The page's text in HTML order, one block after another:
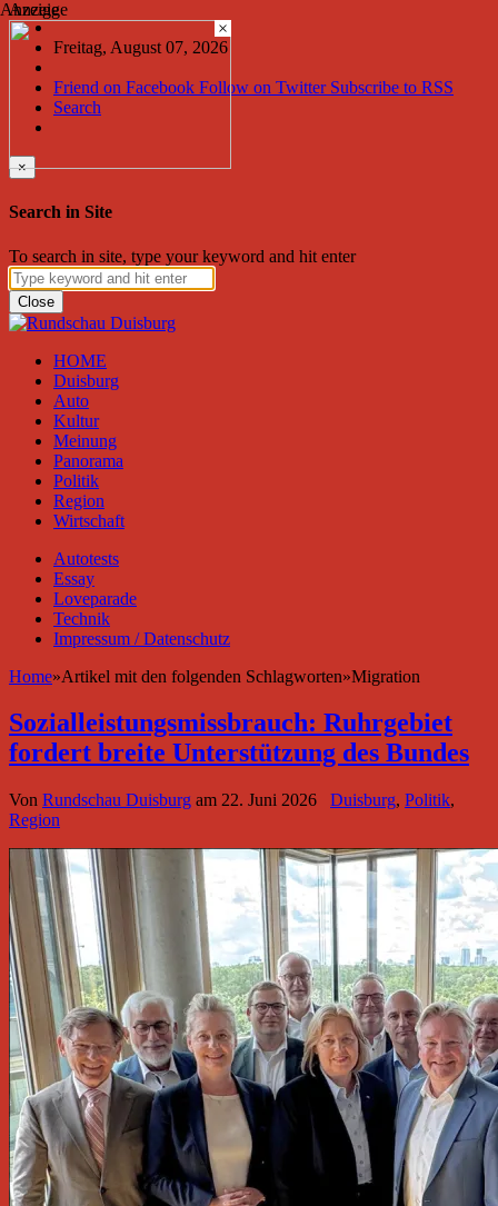
Freitag, August 07, 2026
Friend on Facebook Follow on Twitter Subscribe to RSS
Search
×
Search in Site
To search in site, type your keyword and hit enter
Close
HOME
Duisburg
Auto
Kultur
Meinung
Panorama
Politik
Region
Wirtschaft
Autotests
Essay
Loveparade
Technik
Impressum / Datenschutz
Home»Artikel mit den folgenden Schlagworten»Migration
Sozialleistungsmissbrauch: Ruhrgebiet
fordert breite Unterstützung des Bundes
Von Rundschau Duisburg am 22. Juni 2026 Duisburg, Politik,
Region
Anzeige
×
Anzeige